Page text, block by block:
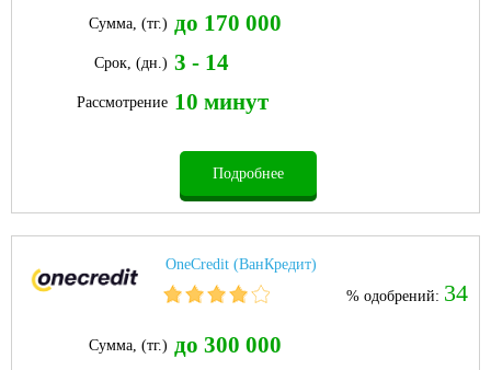
Сумма, (тг.) до 170 000
Срок, (дн.) 3 - 14
Рассмотрение 10 минут
Подробнее
OneCredit (ВанКредит)
% одобрений: 34
Сумма, (тг.) до 300 000